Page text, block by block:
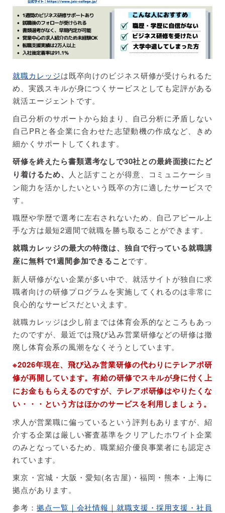
就職カレッジは既卒向けのビジネス研修が受けられるた
め、実践スキルが身につくサービスとしても定評がある
就活エージェントです。
自己分析のサポートから始まり、自己分析に矛盾しない
自己PRと各企業に合わせた志望動機の作成など、きめ
細かくサポートしてくれます。
研修を終えたら書類選考なしで30社との最終面接にたど
り着けるため、
人と話すことが得意、コミュニケーショ
ン能力を活かしたいという既卒の方に適したサービスで
す。
職歴や学歴で選考に左右されないため、自己アピール上
手な方は最短2週間で就職を勝ち取ることができます。
就職カレッジの最大の特徴は、独自で行っている就職講
座に無料で1週間参加できることです。
新人研修がない企業が多い中で、就活サイトが独自に求
職者向けの研修プログラムを実施してくれるのは非常に
良心的なサービスだといえます。
就職カレッジは少し前までは体育会系的なところもあっ
たのですが、最近では飛び込み営業研修などの研修は撤
廃し体育会系の風潮をなくそうとしています。
※2026年現在、飛び込み営業研修の代わりにテレアポ研
修が再開しています。有給の研修でスキルが身に付く上
にお金ももらえるのですが、テレアポ研修はやりたくな
い・・・という方はほかのサービスを利用しましょう。
求人が営業職に偏っているという評判もありますが、紹
介する企業は厳しい審査基準をクリアしたホワイト企業
のみとなっているため、職業紹介優良事業者にも認定さ
れています。
東京・宮城・大阪・愛知(名古屋)・福岡・熊本・上海に
拠点があります。
参考：拠点一覧｜会社情報｜就職支援・採用支援・社員